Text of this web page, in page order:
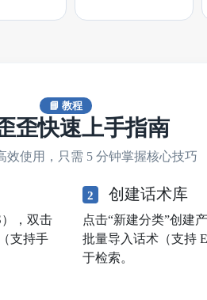
📘 教程
歪快速上手指南
效使用，只需 5 分钟掌握核心技巧
），双击
支持手
2 创建话术库
点击“新建分类”创建
批量导入话术（支持
于检索。